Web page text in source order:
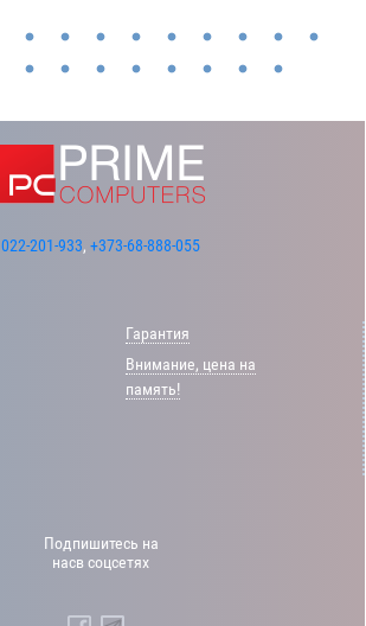
022-201-933, +373-68-888-055
Гарантия
Внимание, цена на
память!
Подпишитесь на
насв соцсетях